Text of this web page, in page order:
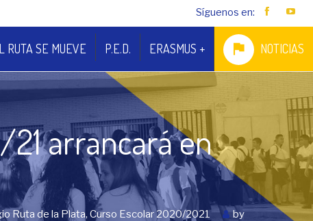
Síguenos en:
RUTA SE MUEVE P.E.D. ERASMUS + NOTICIAS
arrancará en
Ruta de la Plata, Curso Escolar 2020/2021
by